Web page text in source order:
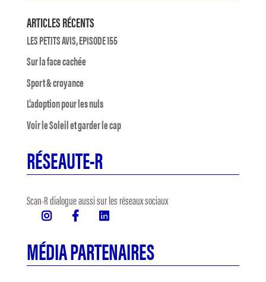
ARTICLES RÉCENTS
LES PETITS AVIS, EPISODE 155
Sur la face cachée
Sport & croyance
L’adoption pour les nuls
Voir le Soleil et garder le cap
RÉSEAUTE-R
Scan-R dialogue aussi sur les réseaux sociaux
MÉDIA PARTENAIRES